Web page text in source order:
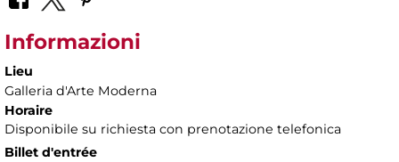
Informazioni
Lieu
Galleria d'Arte Moderna
Horaire
Disponibile su richiesta con prenotazione telefonica
Billet d'entrée